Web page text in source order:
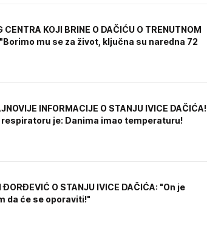
CENTRA KOJI BRINE O DAČIĆU O TRENUTNOM
"Borimo mu se za život, ključna su naredna 72
INFORMACIJE O STANJU IVICE DAČIĆA!
respiratoru je: Danima imao temperaturu!
ĐORĐEVIĆ O STANJU IVICE DAČIĆA: "On je
da će se oporaviti!"